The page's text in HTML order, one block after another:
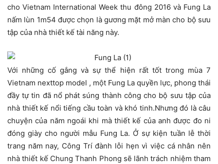
cho Vietnam International Week thu đông 2016 và Fung La
nấm lùn 1m54 được chọn là gương mặt mở màn cho bộ sưu
tập của nhà thiết kế tài năng này.
Với những cố gắng và sự thể hiện rất tốt trong mùa 7
Vietnam nexttop model , một Fung La quyền lực, phong thái
đầy tự tin đã nổ phát súng thành công cho bộ sưu tập của
nhà thiết kế nổi tiếng cầu toàn và khó tinh.Nhưng đó là câu
chuyện của năm ngoái khi mà thiết kế của anh được đo ni
đóng giày cho người mẫu Fung La. Ở sự kiện tuần lễ thời
trang năm nay, Công Trí đành lỗi hẹn vì việc cá nhân nên
nhà thiết kế Chung Thanh Phong sẽ lãnh trách nhiệm tham